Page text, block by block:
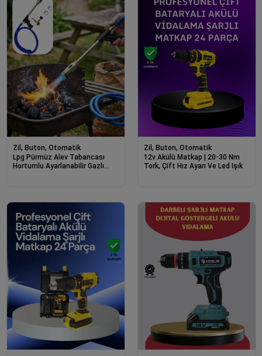
Zil, Buton, Otomatik
Lpg Pürmüz Alev Tabancası
Hortumlu Ayarlanabilir Gazlı
Zil, Buton, Otomatik
12v Akülü Matkap | 20-30 Nm
Tork, Çift Hız Ayarı Ve Led Işık